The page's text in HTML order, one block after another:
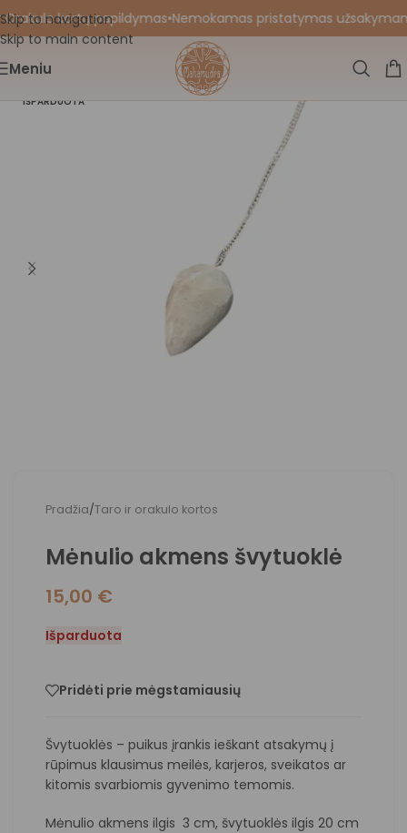
Skip to navigation
Skip to main content
kortų papildymas•Nemokamas pristatymas
Meniu
IŠPARDUOTA
Pradžia/Taro ir orakulo kortos
Mėnulio akmens švytuoklė
15,00 €
Išparduota
Pridėti prie mėgstamiausių
Švytuoklės – puikus įrankis ieškant atsakymų į
rūpimus klausimus meilės, karjeros, sveikatos ar
kitomis svarbiomis gyvenimo temomis.
Mėnulio akmens ilgis 3 cm, švytuoklės ilgis 20 cm